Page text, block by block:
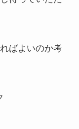
ばよいのか考